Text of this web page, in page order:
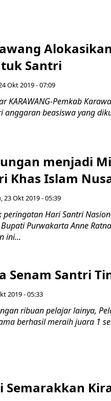
Santri
Okt 2019 - 07:09
KARAWANG-Pemkab
anggaran beasiswa yang
menjadi
Khas Islam
23 Okt 2019 - 05:39
peringatan Hari Santri
Purwakarta Anne
ini...
Senam Santri
2019 - 05:33
ribuan pelajar lainya,
berhasil meraih juara 1
Semarakkan